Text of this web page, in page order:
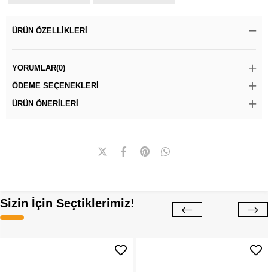
ÜRÜN ÖZELLIKLERI
YORUMLAR(0)
ÖDEME SEÇENEKLERI
ÜRÜN ÖNERILERI
Sizin İçin Seçtiklerimiz!